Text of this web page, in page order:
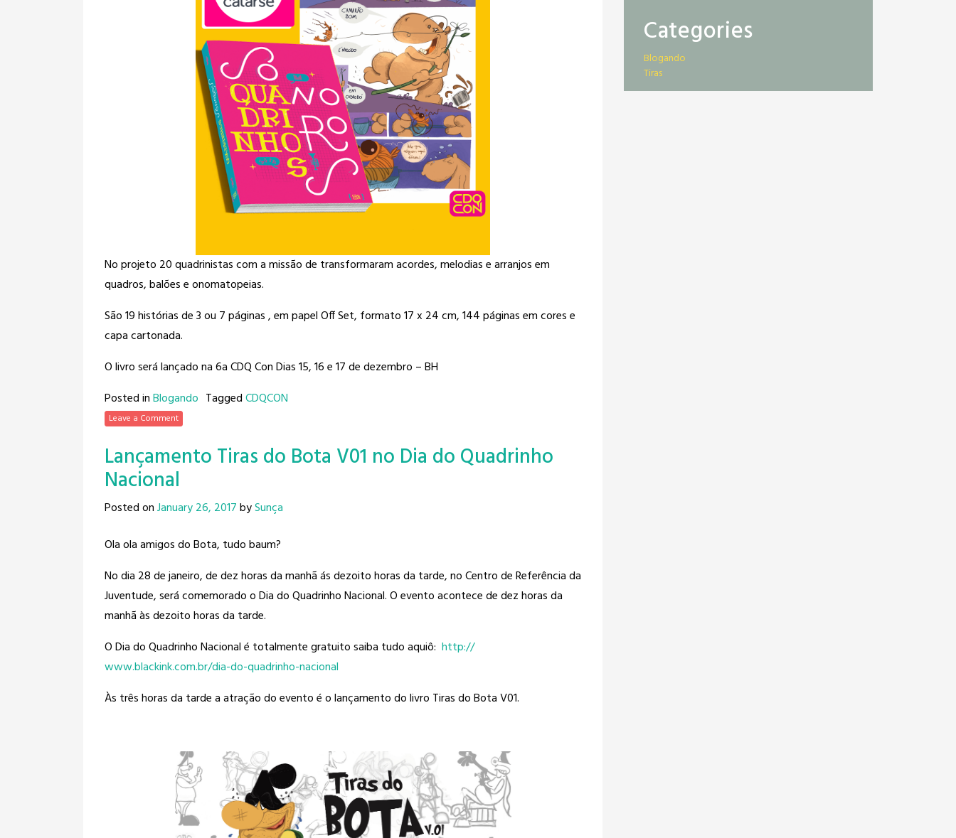
No projeto 20 quadrinistas com a missão de transformaram acordes, melodias e arranjos em
quadros, balões e onomatopeias.
São 19 histórias de 3 ou 7 páginas , em papel Off Set, formato 17 x 24 cm, 144 páginas em cores e
capa cartonada.
O livro será lançado na 6a CDQ Con Dias 15, 16 e 17 de dezembro – BH
Posted inBlogando TaggedCDQCON
Leave a Comment
Lançamento Tiras do Bota V01 no Dia do Quadrinho
Nacional
Posted onJanuary 26, 2017bySunça
Ola ola amigos do Bota, tudo baum?
No dia 28 de janeiro, de dez horas damanhã ás dezoito horas da tarde, no Centro de Referência da
Juventude, será comemorado o Dia do Quadrinho Nacional. O evento acontece de dez horas da
manhã às dezoito horas da tarde.
O Dia do Quadrinho Nacional é totalmente gratuito saiba tudo aquiô: http://
www.blackink.com.br/dia-do-quadrinho-nacional
Às três horas da tarde a atração do evento é o lançamento do livro Tiras do Bota V01.
Categories
Blogando
Tiras